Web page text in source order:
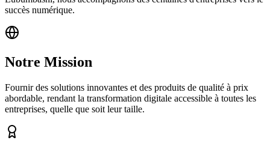
succès numérique.
Notre Mission
Fournir des solutions innovantes et des produits de qualité à prix
abordable, rendant la transformation digitale accessible à toutes les
entreprises, quelle que soit leur taille.